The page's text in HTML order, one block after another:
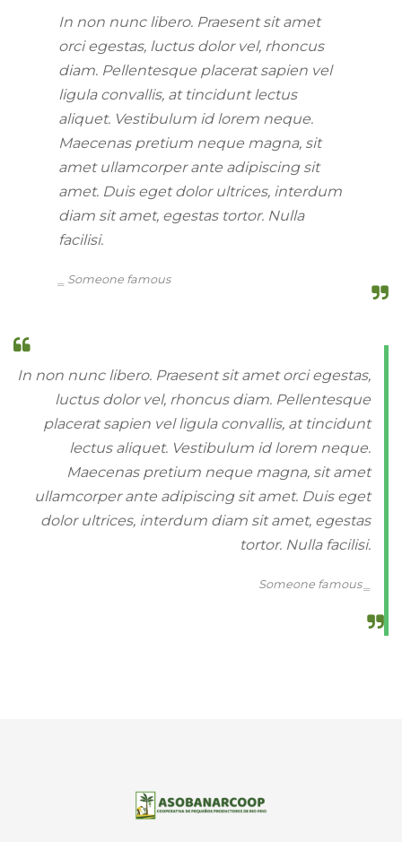
In non nunc libero. Praesent sit amet
orci egestas, luctus dolor vel, rhoncus
diam. Pellentesque placerat sapien vel
ligula convallis, at tincidunt lectus
aliquet. Vestibulum id lorem neque.
Maecenas pretium neque magna, sit
amet ullamcorper ante adipiscing sit
amet. Duis eget dolor ultrices, interdum
diam sit amet, egestas tortor. Nulla
facilisi.
Someone famous
In non nunc libero. Praesent sit amet orci egestas,
luctus dolor vel, rhoncus diam. Pellentesque
placerat sapien vel ligula convallis, at tincidunt
lectus aliquet. Vestibulum id lorem neque.
Maecenas pretium neque magna, sit amet
ullamcorper ante adipiscing sit amet. Duis eget
dolor ultrices, interdum diam sit amet, egestas
tortor. Nulla facilisi.
Someone famous